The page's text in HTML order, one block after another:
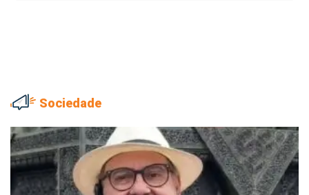
Sociedade